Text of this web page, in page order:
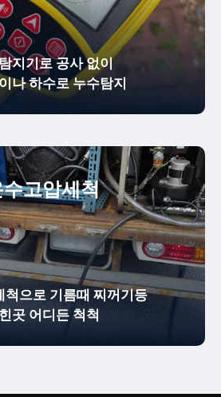
지기로 공사 없이
나 하수로 누수탐지
고압세척
척으로 기름때 찌꺼기등
곳 어디든 척척